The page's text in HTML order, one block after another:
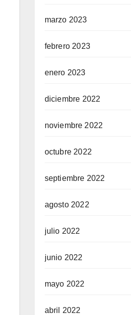
marzo 2023
febrero 2023
enero 2023
diciembre 2022
noviembre 2022
octubre 2022
septiembre 2022
agosto 2022
julio 2022
junio 2022
mayo 2022
abril 2022